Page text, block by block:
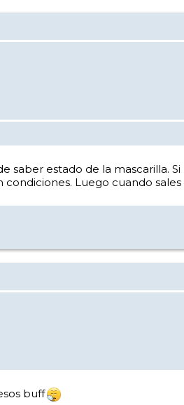
estado de la mascarilla.
Luego cuando
buff